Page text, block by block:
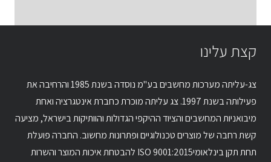
קצת עלינו
צג-עליתה מערכות מחשבים בע"מ נוסדה בשנת 1985 והרחיבה את
פעילותה בשנת 1997. צג עליתה מוכרת כחברת אינטגרציה ואחת
מיבואניות המחשבים והציוד ההיקפי הגדולות והוותיקות בישראל, מציעה
קשת רחבה של מוצרים טכנולוגיים ופתרונות מחשוב. החברה פועלת
תחת תקן בינלאומיISO 9001:2015 להבטחת איכות המוצר והשרות